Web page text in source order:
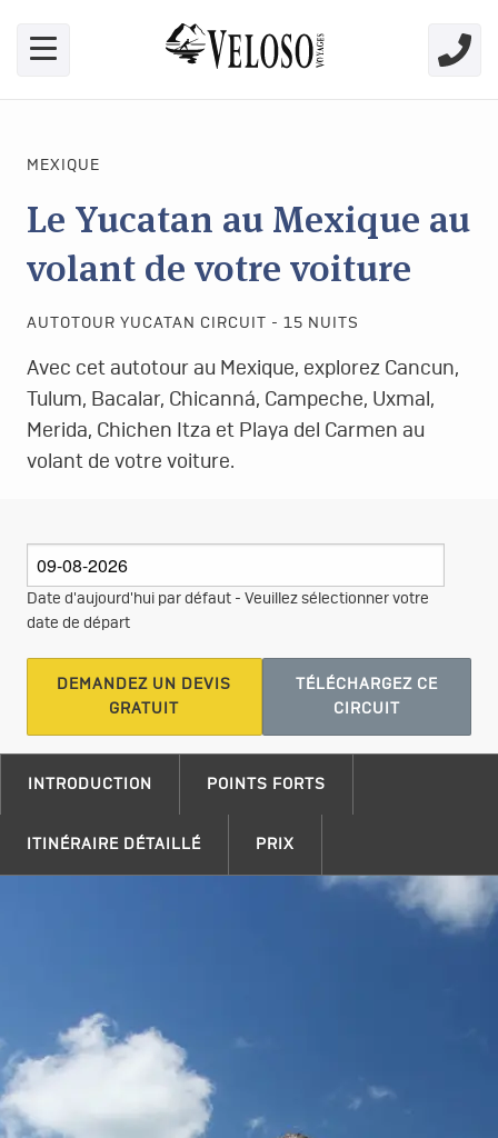
MEXIQUE
Le Yucatan au Mexique au
volant de votre voiture
AUTOTOUR YUCATAN CIRCUIT - 15 NUITS
Avec cet autotour au Mexique, explorez Cancun,
Tulum, Bacalar, Chicanná, Campeche, Uxmal,
Merida, Chichen Itza et Playa del Carmen au
volant de votre voiture.
Date d'aujourd'hui par défaut - Veuillez sélectionner votre
date de départ
DEMANDEZ UN DEVIS
GRATUIT
TÉLÉCHARGEZ CE
CIRCUIT
INTRODUCTION POINTS FORTS
ITINÉRAIRE DÉTAILLÉ PRIX